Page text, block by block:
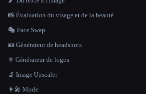
📸 Évaluation du visage et de la beauté
🎭 Face Swap
🪪 Générateur de headshots
⚜️ Générateur de logos
🔬 Image Upscaler
👩‍🎤 Mode